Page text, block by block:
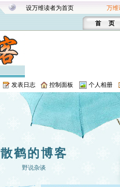
设万维读者为首页 万维
首 页
发表日志 控制面板 个人相册
散鹤的博客
野说杂谈